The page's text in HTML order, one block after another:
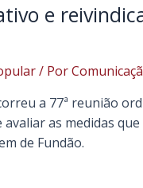
e
/ Por
a 77ª reunião
as medidas
de Fundão.